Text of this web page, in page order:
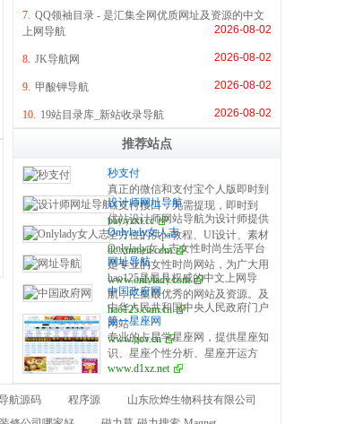
7. QQ领袖目录 - 是汇集全网优质网址及资源的中文
上网导航
2026-08-02
8. JK导航网 2026-08-02
9. 甲酸钾导航 2026-08-02
10. 19站目录库_新站收录导航 2026-08-02
推荐站点
秒支付
真正的微信和支付宝个人版即时到
账支付接口，无需提现，即时到
账，100%资金安全，彩虹系统合
作服务商，无需手续费，无需人工
操作，是个人收款的最佳解决方
案。
pay.yzxt.cc
设计师网址导航
优站设计师网站导航为设计师提供
全方位的供ps教程、UI设计、素材
下载、高清图库、配色方案、用户
体验、网页设计等全方位设计师网
站导航指引。每周更新及时，同时
是优站网（YOUZHAN.CO）旗下
最实用、最专业、最全面、最好用
的设计师网址导航！
dc.xinmeit.com
Onlylady女人志
Onlylady女人志女性时尚生活平台
是专业的女性时尚网站，为广大用
户提供专业的时尚潮流、美容方
法、流行趋势、服饰时装资讯，打
造专业时尚、美容、生活、达人、
互动平台。
www.onlylady.com
网址导航
hao125是最具权威的中文上网导
航，汇集最优秀的网站及资源。及
时收录影视、音乐、小说、游戏等
分类的网址和内容，让您的网络生
活更简单精彩。上网，从hao125开
始。
hao125.com.cn
中国政府网
中华人民共和国中央人民政府门户
网站
www.gov.cn
第一星座网
专业的占星学星座网，提供星座知
识、星座个性分析、星座开运方
法、星座运势、配对、查询以及心
水、生肖等星相命理相关内容。
www.d1xz.net
航源码 程序源
山东欣烨生物科技有限公司